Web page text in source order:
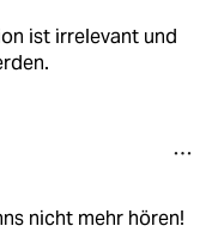
ist irrelevant und
nicht mehr hören!